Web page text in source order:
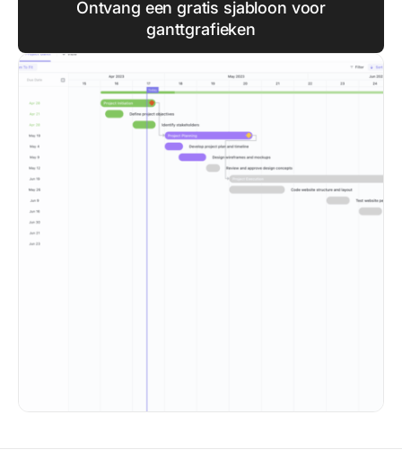
Ontvang een gratis sjabloon voor
ganttgrafieken